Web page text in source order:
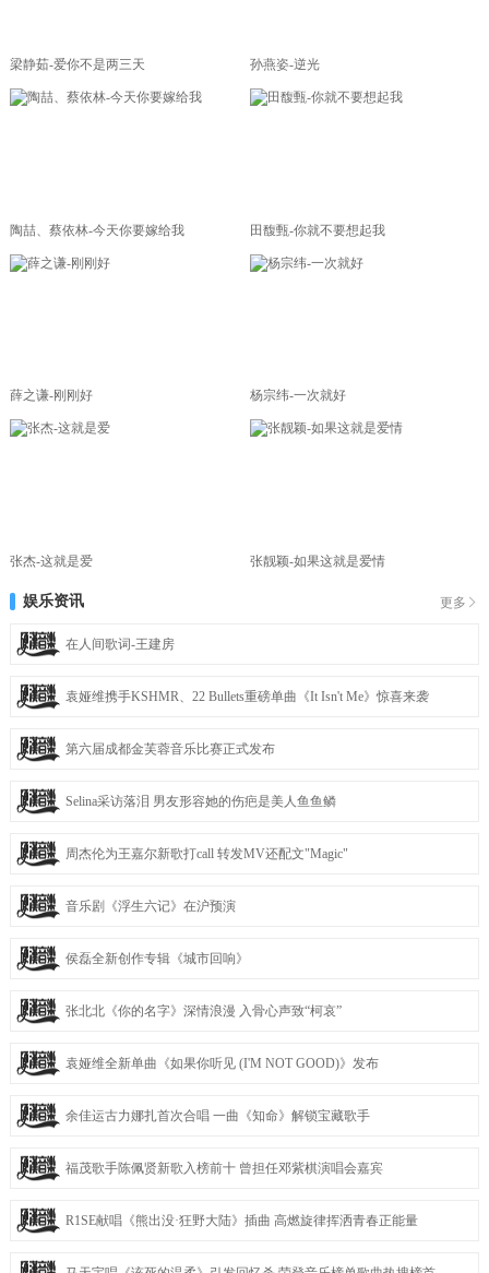
梁静茹-爱你不是两三天 孙燕姿-逆光
陶喆、蔡依林-今天你要嫁给我 田馥甄-你就不要想起我
薛之谦-刚刚好 杨宗纬-一次就好
张杰-这就是爱 张靓颖-如果这就是爱情
娱乐资讯 更多
在人间歌词-王建房
袁娅维携手KSHMR、22 Bullets重磅单曲《It Isn't Me》惊喜来袭
第六届成都金芙蓉音乐比赛正式发布
Selina采访落泪 男友形容她的伤疤是美人鱼鱼鳞
周杰伦为王嘉尔新歌打call 转发MV还配文"Magic"
音乐剧《浮生六记》在沪预演
侯磊全新创作专辑《城市回响》
张北北《你的名字》深情浪漫 入骨心声致“柯哀”
袁娅维全新单曲《如果你听见 (I'M NOT GOOD)》发布
余佳运古力娜扎首次合唱 一曲《知命》解锁宝藏歌手
福茂歌手陈佩贤新歌入榜前十 曾担任邓紫棋演唱会嘉宾
R1SE献唱《熊出没·狂野大陆》插曲 高燃旋律挥洒青春正能量